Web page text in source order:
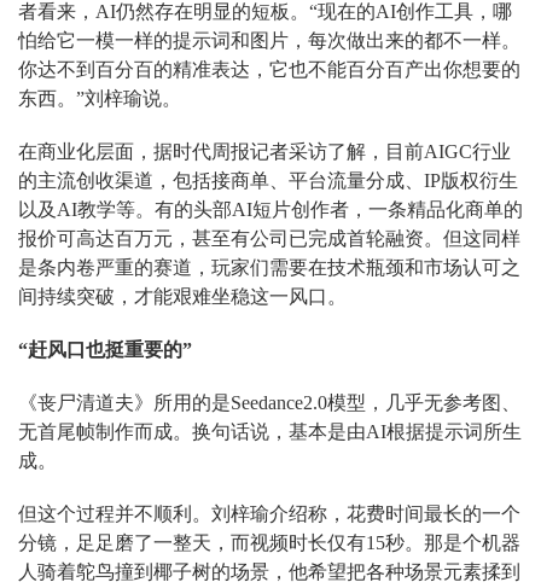
者看来，AI仍然存在明显的短板。“现在的AI创作工具，哪
怕给它一模一样的提示词和图片，每次做出来的都不一样。
你达不到百分百的精准表达，它也不能百分百产出你想要的
东西。”刘梓瑜说。
在商业化层面，据时代周报记者采访了解，目前AIGC行业
的主流创收渠道，包括接商单、平台流量分成、IP版权衍生
以及AI教学等。有的头部AI短片创作者，一条精品化商单的
报价可高达百万元，甚至有公司已完成首轮融资。但这同样
是条内卷严重的赛道，玩家们需要在技术瓶颈和市场认可之
间持续突破，才能艰难坐稳这一风口。
“赶风口也挺重要的”
《丧尸清道夫》所用的是Seedance2.0模型，几乎无参考图、
无首尾帧制作而成。换句话说，基本是由AI根据提示词所生
成。
但这个过程并不顺利。刘梓瑜介绍称，花费时间最长的一个
分镜，足足磨了一整天，而视频时长仅有15秒。那是个机器
人骑着鸵鸟撞到椰子树的场景，他希望把各种场景元素揉到